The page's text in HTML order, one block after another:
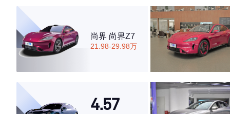
尚界 尚界Z7
21.98-29.98万
4.57